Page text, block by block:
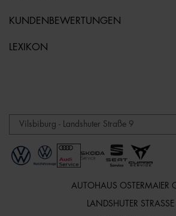
KUNDENBEWERTUNGEN
LEXIKON
AUTOHAUS OSTERMAIER
LANDSHUTER STRASSE 9